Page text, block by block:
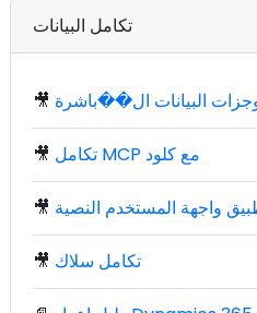
تكامل البيانات
🎥 البيانات ال��باشرة
🎥 تكامل MCP مع كلود
🎥
🎥 تكامل سلاك